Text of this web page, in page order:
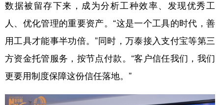
数据被留存下来，成为分析工种效率、发现优秀工
人、优化管理的重要资产。“这是一个工具的时代，善
用工具才能事半功倍。”同时，万泰接入支付宝等第三
方资金托管服务，按节点付款。“客户信任我们，我们
更要用制度保障这份信任落地。”